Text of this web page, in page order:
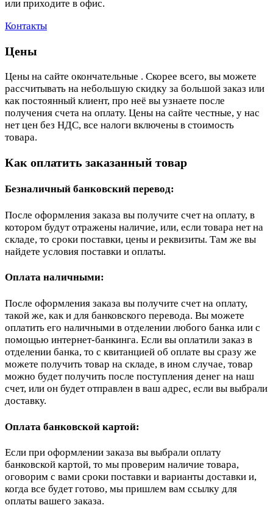
или приходите в офис.
Контакты
Цены
Цены на сайте окончательные . Скорее всего, вы можете
рассчитывать на небольшую скидку за большой заказ или
как постоянный клиент, про неё вы узнаете после
получения счета на оплату. Цены на сайте честные, у нас
нет цен без НДС, все налоги включены в стоимость
товара.
Как оплатить заказанный товар
Безналичный банковский перевод:
После оформления заказа вы получите счет на оплату, в
котором будут отражены наличие, или, если товара нет на
складе, то сроки поставки, цены и реквизиты. Там же вы
найдете условия поставки и оплаты.
Оплата наличными:
После оформления заказа вы получите счет на оплату,
такой же, как и для банковского перевода. Вы можете
оплатить его наличными в отделении любого банка или с
помощью интернет-банкинга. Если вы оплатили заказ в
отделении банка, то с квитанцией об оплате вы сразу же
можете получить товар на складе, в ином случае, товар
можно будет получить после поступления денег на наш
счет, или он будет отправлен в ваш адрес, если вы выбрали
доставку.
Оплата банковской картой:
Если при оформлении заказа вы выбрали оплату
банковской картой, то мы проверим наличие товара,
оговорим с вами сроки поставки и варианты доставки и,
когда все будет готово, мы пришлем вам ссылку для
оплаты вашего заказа.